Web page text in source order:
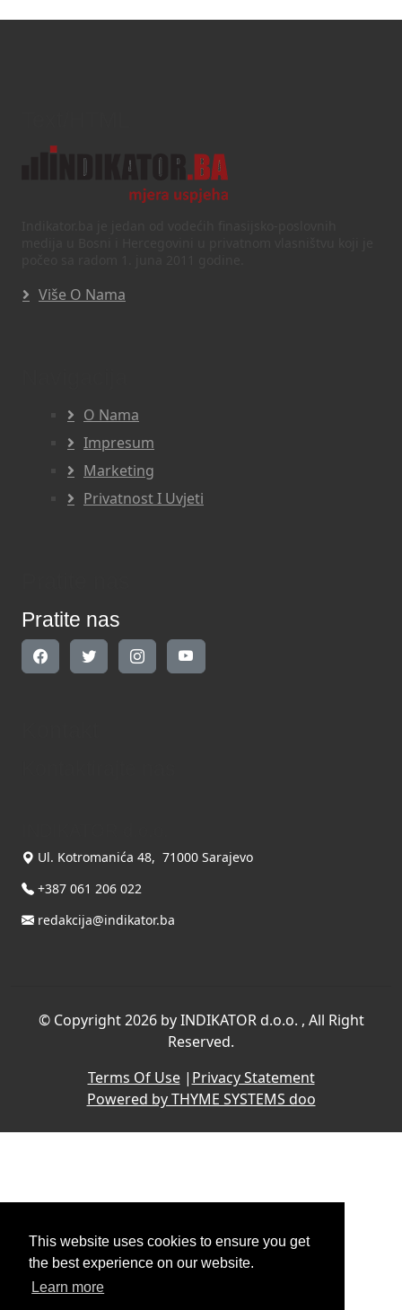
This website uses cookies to ensure you get
the best experience on our website.
Learn more
Više O Nama
O Nama
Impresum
Marketing
Privatnost I Uvjeti
Pratite nas
Ul. Kotromanića 48, 71000 Sarajevo
+387 061 206 022
redakcija@indikator.ba
© Copyright 2026 by INDIKATOR d.o.o. , All Right
Reserved.
Terms Of Use| Privacy Statement
Powered by THYME SYSTEMS doo